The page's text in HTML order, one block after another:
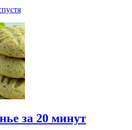
за 20 минут